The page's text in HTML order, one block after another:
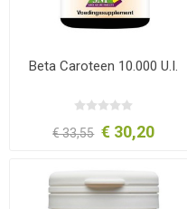
Beta Caroteen 10.000 U.I.
€ 33,55 € 30,20